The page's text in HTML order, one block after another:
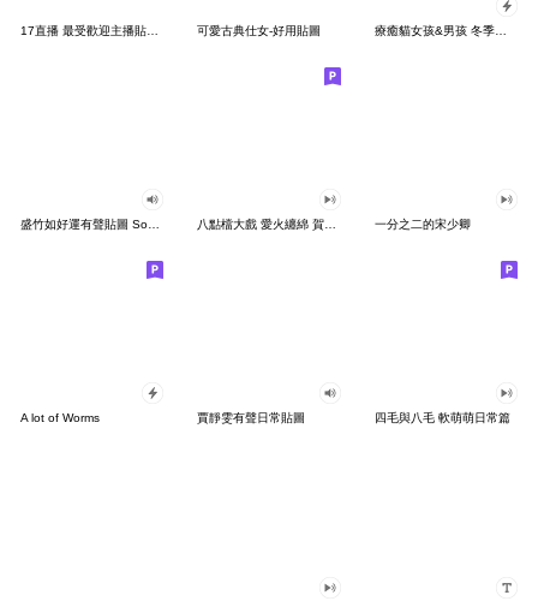
可愛古典仕女-好用貼圖 療癒貓女孩&男孩 冬季新年貼圖
一分之二的宋少卿
A lot of Worms 賈靜雯有聲日常貼圖 四毛與八毛 軟萌萌日常篇